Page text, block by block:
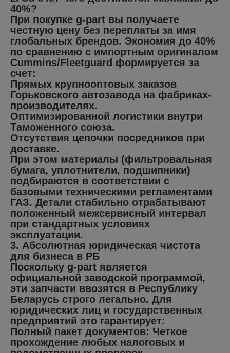
40%?
При покупке g-part вы получаете
честную цену без переплаты за имя
глобальных брендов. Экономия до 40%
по сравнению с импортным оригиналом
Cummins/Fleetguard формируется за
счет:
Прямых крупнооптовых заказов
Горьковского автозавода на фабриках-
производителях.
Оптимизированной логистики внутри
Таможенного союза.
Отсутствия цепочки посредников при
доставке.
При этом материалы (фильтровальная
бумага, уплотнители, подшипники)
подбираются в соответствии с
базовыми техническими регламентами
ГАЗ. Детали стабильно отрабатывают
положенный межсервисный интервал
при стандартных условиях
эксплуатации.
3. Абсолютная юридическая чистота
для бизнеса в РБ
Поскольку g-part является
официальной заводской программой,
эти запчасти ввозятся в Республику
Беларусь строго легально. Для
юридических лиц и государственных
предприятий это гарантирует:
Полный пакет документов: Четкое
прохождение любых налоговых и